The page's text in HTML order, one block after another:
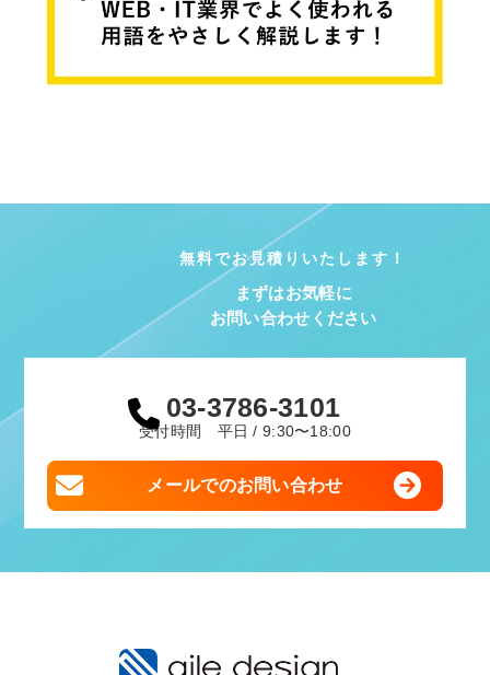
無料でお見積りいたします！
まずはお気軽に
お問い合わせください
03-3786-3101
受付時間 平日 / 9:30〜18:00
メールでのお問い合わせ